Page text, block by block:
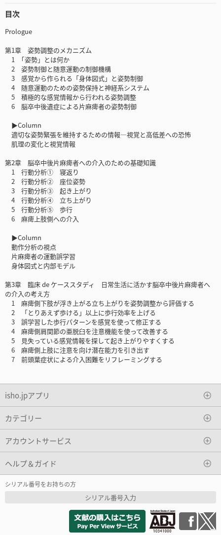
目次
Prologue
第1章 姿勢調整のメカニズム
1 ｢姿勢」とは何か
2 姿勢制御と随意運動の制御機構
3 感覚から作られる「身体図式」と姿勢制御
4 随意運動のための姿勢保持と神経系システム
5 積極的な感覚情報から行われる姿勢調整
6 脳卒中後遺症による片麻痺者の姿勢制御
▶Column
適切な姿勢緊張を維持するための情報―視覚と高低差への恐怖
肌理の変化と視覚情報
第2章 脳卒中後片麻痺者への介入のための基礎知識
1 行動分析① 寝返り
2 行動分析② 座位姿勢
3 行動分析③ 起き上がり
4 行動分析④ 立ち上がり
5 行動分析⑤ 歩行
6 麻痺上肢側への介入
▶Column
動作分析の視点
片麻痺者の運動誤学習
身体図式と内部モデル
第3章 臨床 de ケーススタディ 日常生活に活かす脳卒中後片麻痺者へ
の介入の考え方
1 麻痺側下肢が浮き上がる立ち上がりを姿勢調整から評価する
2 「とりあえず歩ける」以上に歩行効率を上げる
3 誤学習した歩行パターンを感覚を使って修正する
4 麻痺側肩関節の亜脱臼を注意機能を使って改善する
5 見失っている感覚情報を探して起き上がりやすくする
6 麻痺側上肢に注意を向け潜在能力を引き出す
7 前頭葉症状による介入困難をリフレーミングする
isho.jpアプリ
カテゴリー
アカウントサービス
ヘルプ＆ガイド
シリアル番号をお持ちの方
シリアル番号入力